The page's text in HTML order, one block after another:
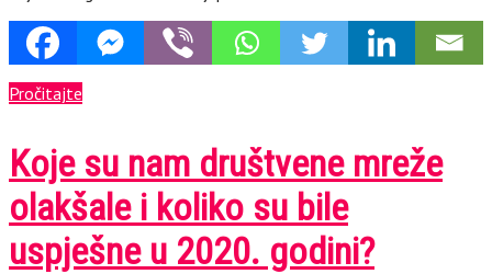
Pročitajte
Koje su nam društvene mreže
olakšale i koliko su bile
uspješne u 2020. godini?